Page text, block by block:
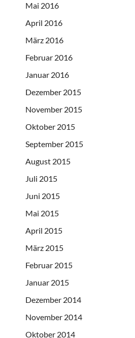
Mai 2016
April 2016
März 2016
Februar 2016
Januar 2016
Dezember 2015
November 2015
Oktober 2015
September 2015
August 2015
Juli 2015
Juni 2015
Mai 2015
April 2015
März 2015
Februar 2015
Januar 2015
Dezember 2014
November 2014
Oktober 2014